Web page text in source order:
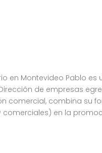
en Montevideo Pablo
de empresas
comercial, combina su
en la